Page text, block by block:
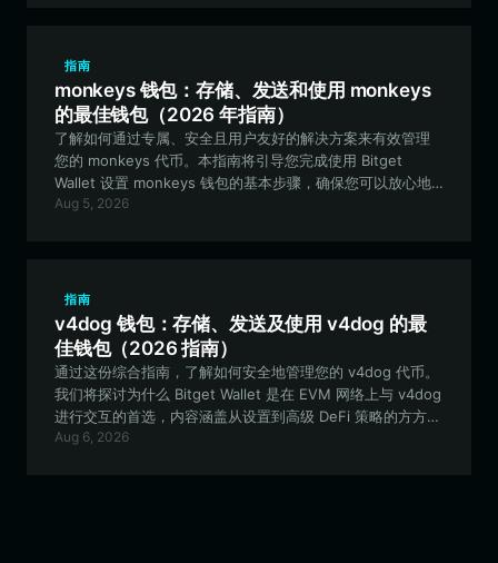
指南
monkeys 钱包：存储、发送和使用 monkeys
的最佳钱包（2026 年指南）
了解如何通过专属、安全且用户友好的解决方案来有效管理
您的 monkeys 代币。本指南将引导您完成使用 Bitget
Wallet 设置 monkeys 钱包的基本步骤，确保您可以放心地
参与社区活动、进行交易并收藏数字艺术品。
Aug 5, 2026
指南
v4dog 钱包：存储、发送及使用 v4dog 的最
佳钱包（2026 指南）
通过这份综合指南，了解如何安全地管理您的 v4dog 代币。
我们将探讨为什么 Bitget Wallet 是在 EVM 网络上与 v4dog
进行交互的首选，内容涵盖从设置到高级 DeFi 策略的方方面
面。
Aug 6, 2026